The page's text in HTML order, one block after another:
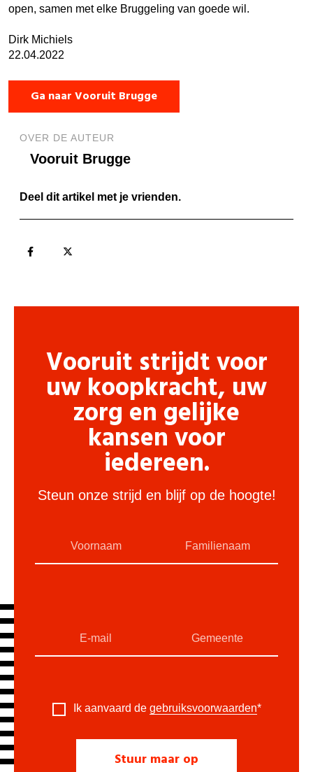
open, samen met elke Bruggeling van goede wil.
Dirk Michiels
22.04.2022
Ga naar Vooruit Brugge
OVER DE AUTEUR
Vooruit Brugge
Deel dit artikel met je vrienden.
Vooruit strijdt voor
uw koopkracht, uw
zorg en gelijke
kansen voor
iedereen.
Steun onze strijd en blijf op de hoogte!
Ik aanvaard de gebruiksvoorwaarden*